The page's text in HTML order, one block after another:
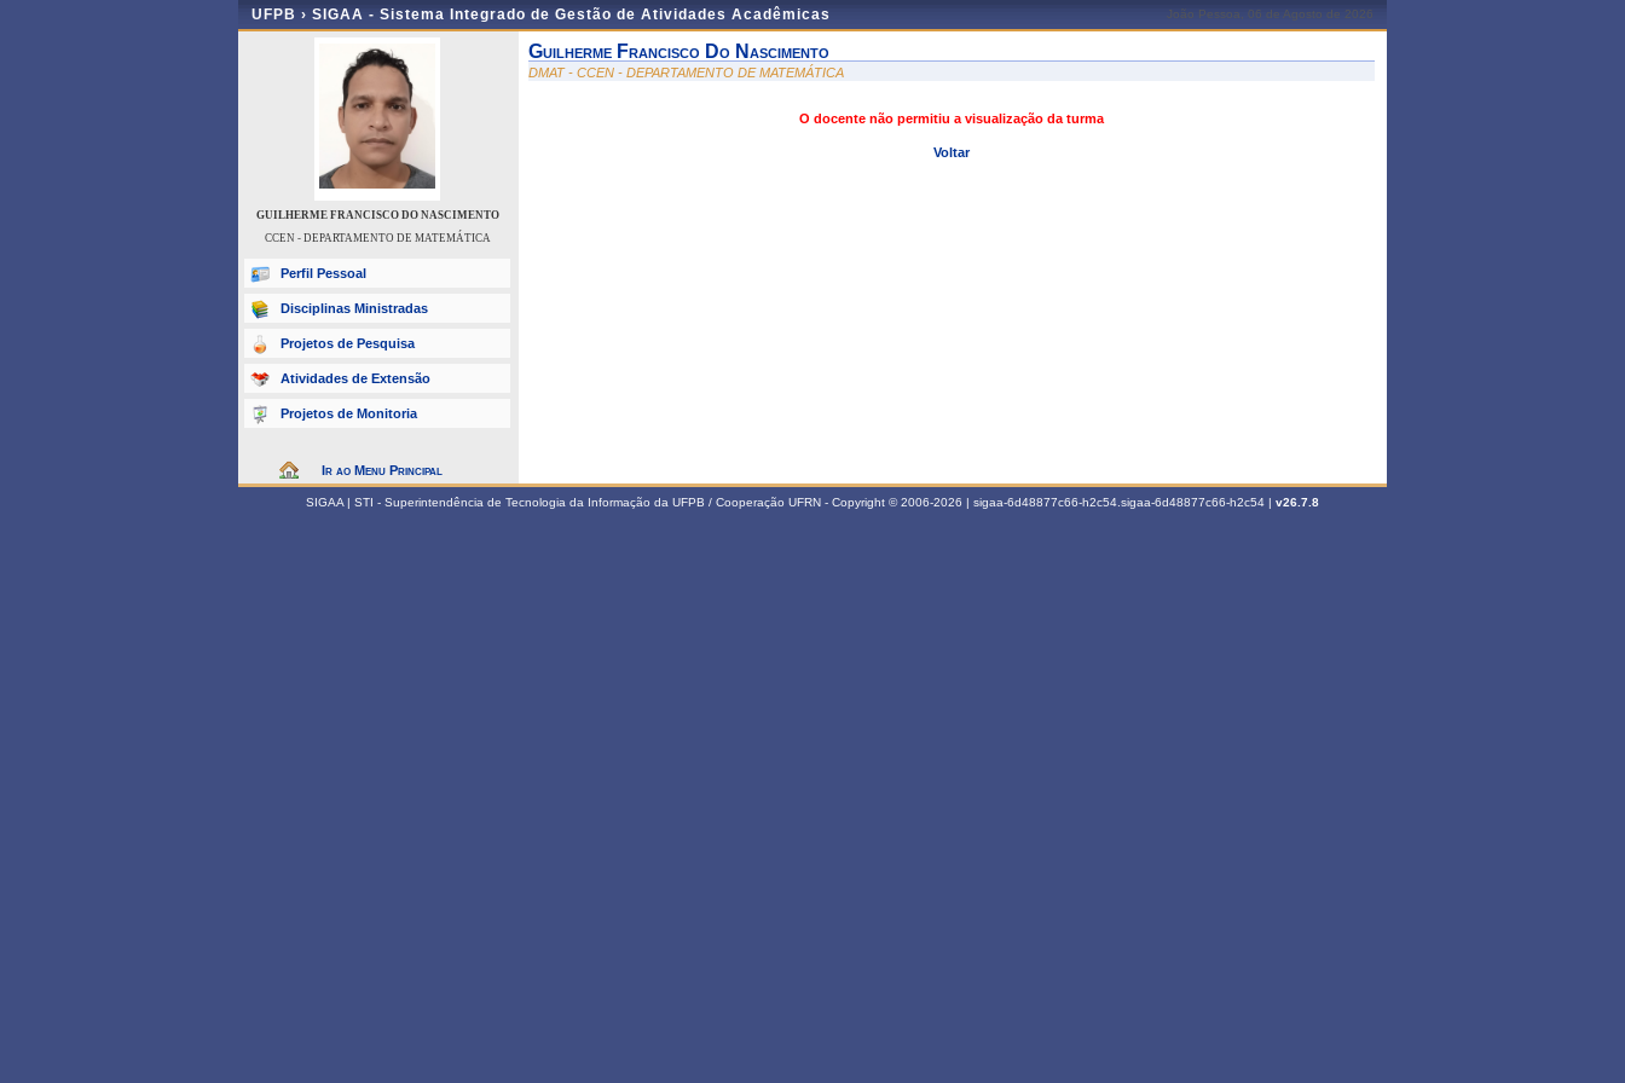
UFPB › SIGAA - Sistema Integrado de Gestão de Atividades Acadêmicas João Pessoa, 06 de Agosto de 2026
GUILHERME FRANCISCO DO NASCIMENTO
CCEN - DEPARTAMENTO DE MATEMÁTICA
Perfil Pessoal
Disciplinas Ministradas
Projetos de Pesquisa
Atividades de Extensão
Projetos de Monitoria
Ir ao Menu Principal
Guilherme Francisco Do Nascimento
DMAT - CCEN - DEPARTAMENTO DE MATEMÁTICA
O docente não permitiu a visualização da turma
Voltar
SIGAA | STI - Superintendência de Tecnologia da Informação da UFPB / Cooperação UFRN - Copyright © 2006-2026 | sigaa-6d48877c66-h2c54.sigaa-6d48877c66-h2c54 | v26.7.8